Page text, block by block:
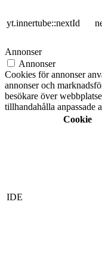
yt.innertube::nextId
Annonser
Annonser
Cookies för annonser
annonser och
besökare över
tillhandahålla anpassade
Cookie
IDE